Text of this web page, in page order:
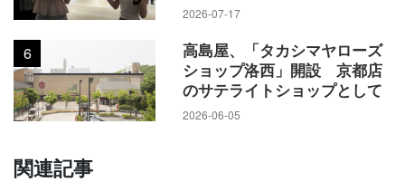
2026-07-17
6
高島屋、「タカシマヤローズ
ショップ洛西」開設 京都店
のサテライトショップとして
2026-06-05
関連記事